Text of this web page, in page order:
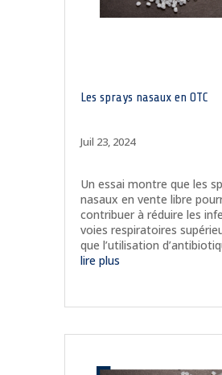
Les sprays nasaux en OTC
Juil 23, 2024
Un essai montre que les
nasaux en vente libre
contribuer à réduire les
voies respiratoires
que l’utilisation
lire plus